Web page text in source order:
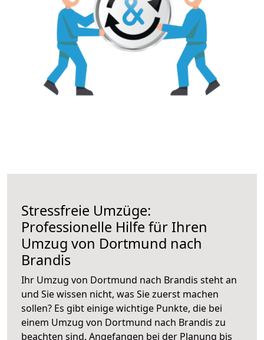
Stressfreie Umzüge:
Professionelle Hilfe für Ihren
Umzug von Dortmund nach
Brandis
Ihr Umzug von Dortmund nach Brandis steht an
und Sie wissen nicht, was Sie zuerst machen
sollen? Es gibt einige wichtige Punkte, die bei
einem Umzug von Dortmund nach Brandis zu
beachten sind. Angefangen bei der Planung bis